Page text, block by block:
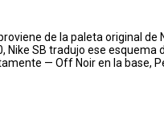
de la paleta original
SB tradujo ese esquema
— Off Noir en la base,